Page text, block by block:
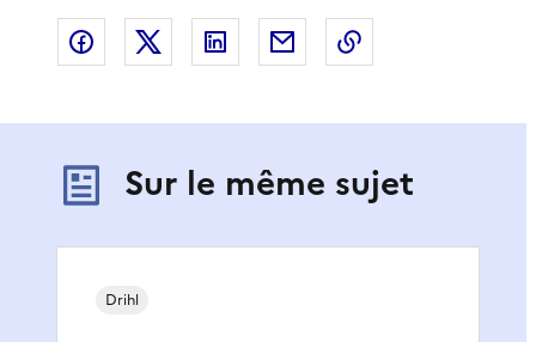
Partager sur Facebook
Partager sur XPartager sur LinkedIn
Partager par email
Sur le même sujet
Drihl